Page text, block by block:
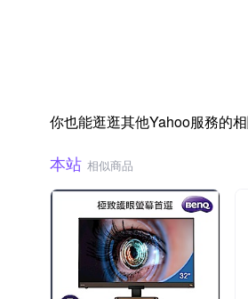
你也能逛逛其他Yahoo服務的
本站 相似商品